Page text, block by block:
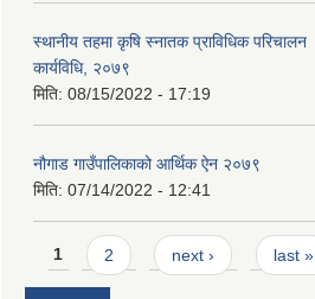
स्थानीय तहमा कृषि स्नातक प्राविधिक परिचालन
कार्यविधि, २०७९
मिति: 08/15/2022 - 17:19
नौगाड गाउँपालिकाको आर्थिक ऐन २०७९
मिति: 07/14/2022 - 12:41
Pages
1 2 next › last »